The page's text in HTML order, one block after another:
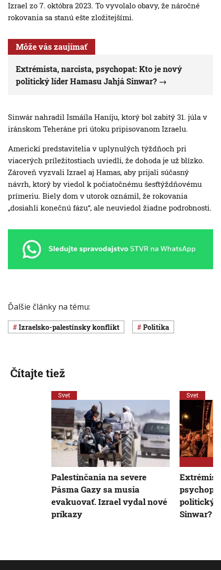
Izrael zo 7. októbra 2023. To vyvolalo obavy, že náročné
rokovania sa stanú ešte zložitejšími.
Môže vás zaujímať
Extrémista, narcista, psychopat: Kto je nový
politický líder Hamasu Jahjá Sinwar?
Sinwár nahradil Ismáíla Haníju, ktorý bol zabitý 31. júla v
iránskom Teheráne pri útoku pripisovanom Izraelu.
Americkí predstavitelia v uplynulých týždňoch pri
viacerých príležitostiach uviedli, že dohoda je už blízko.
Zároveň vyzvali Izrael aj Hamas, aby prijali súčasný
návrh, ktorý by viedol k počiatočnému šesťtýždňovému
prímeriu. Biely dom v utorok oznámil, že rokovania
„dosiahli konečnú fázu“, ale neuviedol žiadne podrobnosti.
Ďalšie články na tému:
izraelsko-palestínsky konflikt Politika
Čítajte tiež
Svet
Palestínčania na severe
Pásma Gazy sa musia
evakuovať. Izrael vydal nové
príkazy
Svet
politický
Sinwar?